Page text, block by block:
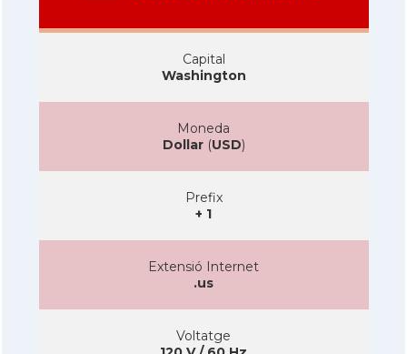
Capital
Washington
Moneda
Dollar(USD)
Prefix
+ 1
Extensió Internet
.us
Voltatge